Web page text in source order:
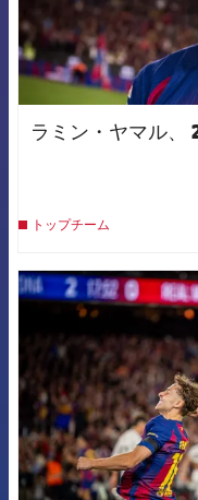
ラミン・ヤマル、
トップチーム